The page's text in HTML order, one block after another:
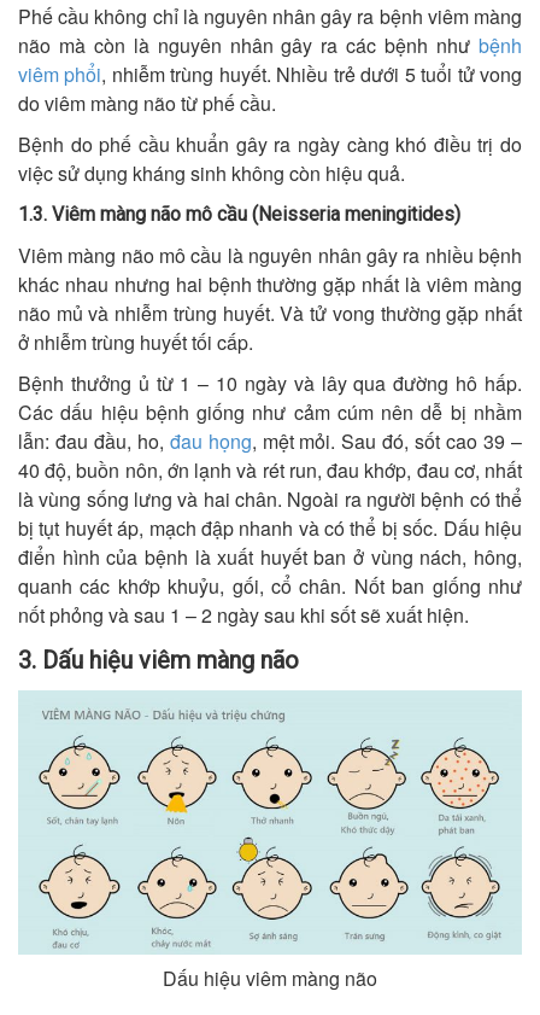
Phế cầu không chỉ là nguyên nhân gây ra bệnh viêm màng
não mà còn là nguyên nhân gây ra các bệnh như bệnh
viêm phổi, nhiễm trùng huyết. Nhiều trẻ dưới 5 tuổi tử vong
do viêm màng não từ phế cầu.
Bệnh do phế cầu khuẩn gây ra ngày càng khó điều trị do
việc sử dụng kháng sinh không còn hiệu quả.
1.3. Viêm màng não mô cầu (Neisseria meningitides)
Viêm màng não mô cầu là nguyên nhân gây ra nhiều bệnh
khác nhau nhưng hai bệnh thường gặp nhất là viêm màng
não mủ và nhiễm trùng huyết. Và tử vong thường gặp nhất
ở nhiễm trùng huyết tối cấp.
Bệnh thưởng ủ từ 1 – 10 ngày và lây qua đường hô hấp.
Các dấu hiệu bệnh giống như cảm cúm nên dễ bị nhầm
lẫn: đau đầu, ho, đau họng, mệt mỏi. Sau đó, sốt cao 39 –
40 độ, buồn nôn, ớn lạnh và rét run, đau khớp, đau cơ, nhất
là vùng sống lưng và hai chân. Ngoài ra người bệnh có thể
bị tụt huyết áp, mạch đập nhanh và có thể bị sốc. Dấu hiệu
điển hình của bệnh là xuất huyết ban ở vùng nách, hông,
quanh các khớp khuỷu, gối, cổ chân. Nốt ban giống như
nốt phỏng và sau 1 – 2 ngày sau khi sốt sẽ xuất hiện.
3. Dấu hiệu viêm màng não
Dấu hiệu viêm màng não